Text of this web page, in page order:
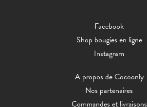
Facebook
Shop bougies en ligne
Instagram
A propos de Cocoonly
Nos partenaires
Commandes et livraisons